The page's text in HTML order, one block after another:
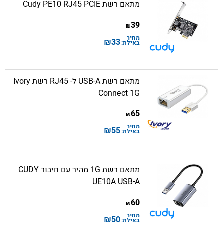
מתאם רשת Cudy PE10 RJ45 PCIE
39
₪
מחיר
באילת:33
₪
מתאם רשת USB-A ל- RJ45 רשת Ivory
Connect 1G
65
₪
מחיר
באילת:55
₪
מתאם רשת 1G מהיר עם חיבור CUDY
UE10A USB-A
60
₪
מחיר
באילת:50
₪